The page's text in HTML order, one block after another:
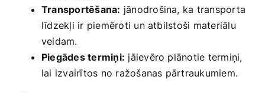
Transportēšana: jānodrošina, ka transporta
līdzekļi ir piemēroti un atbilstoši materiālu
veidam.
Piegādes termiņi: jāievēro plānotie termiņi,
lai izvairītos no​ ražošanas pārtraukumiem.